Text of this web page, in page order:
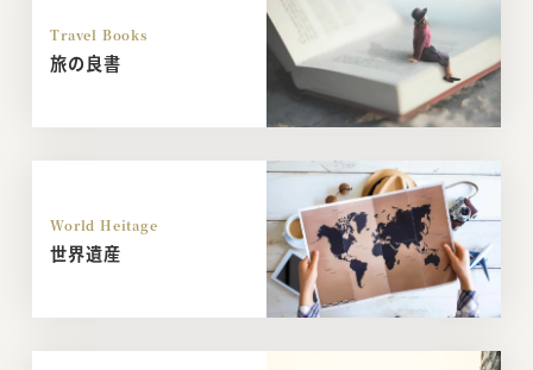
Travel Books
旅の良書
World Heitage
世界遺産